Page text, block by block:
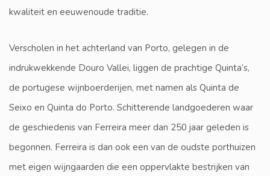
kwaliteit en eeuwenoude traditie.
Verscholen in het achterland van Porto, gelegen in de
indrukwekkende Douro Vallei, liggen de prachtige Quinta’s,
de portugese wijnboerderijen, met namen als Quinta de
Seixo en Quinta do Porto. Schitterende landgoederen waar
de geschiedenis van Ferreira meer dan 250 jaar geleden is
begonnen. Ferreira is dan ook een van de oudste porthuizen
met eigen wijngaarden die een oppervlakte bestrijken van